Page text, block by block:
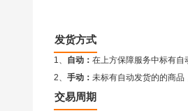
发货方式
1、 自动： 在上方保障服务中标有
2、 手动： 未标有自动发货的的商品
交易周期